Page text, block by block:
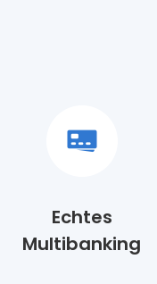
Echtes
Multibanking